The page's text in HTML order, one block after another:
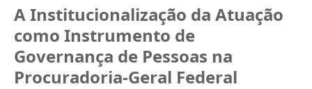
A Institucionalização da Atuação
como Instrumento de
Governança de Pessoas na
Procuradoria-Geral Federal